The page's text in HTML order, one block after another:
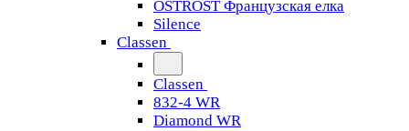
OSTROST Французская елка
Silence
Classen
Classen
832-4 WR
Diamond WR